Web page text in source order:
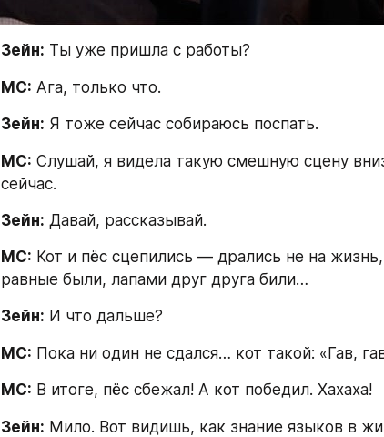
Зейн: Ты уже пришла с работы?
МС: Ага, только что.
Зейн: Я тоже сейчас собираюсь поспать.
МС: Слушай, я видела такую смешную сцену
сейчас.
Зейн: Давай, рассказывай.
МС: Кот и пёс сцепились — дрались не на
равные были, лапами друг друга били…
Зейн: И что дальше?
МС: Пока ни один не сдался… кот такой: «Гав,
МС: В итоге, пёс сбежал! А кот победил. Хахаха!
Зейн: Мило. Вот видишь, как знание языков в